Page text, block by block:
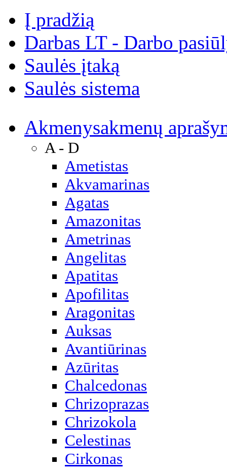
Į pradžią
Darbas LT - Darbo
Saulės įtaką
Saulės sistema
Akmenysakmenų
A - D
Ametistas
Akvamarinas
Agatas
Amazonitas
Ametrinas
Angelitas
Apatitas
Apofilitas
Aragonitas
Auksas
Avantiūrinas
Azūritas
Chalcedonas
Chrizoprazas
Chrizokola
Celestinas
Cirkonas